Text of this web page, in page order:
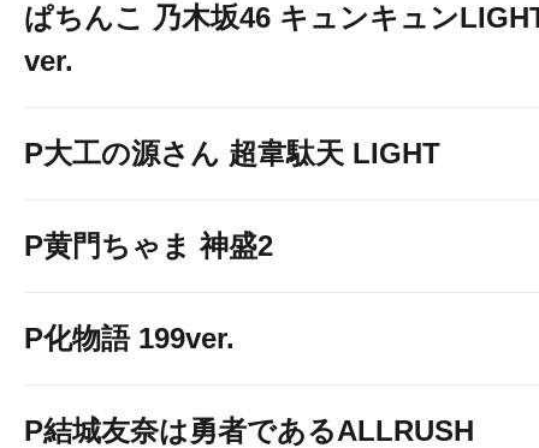
ぱちんこ 乃木坂46 キュンキュン
ver.
P大工の源さん 超韋駄天 LIGHT
P黄門ちゃま 神盛2
P化物語 199ver.
P結城友奈は勇者であるALLRUSH